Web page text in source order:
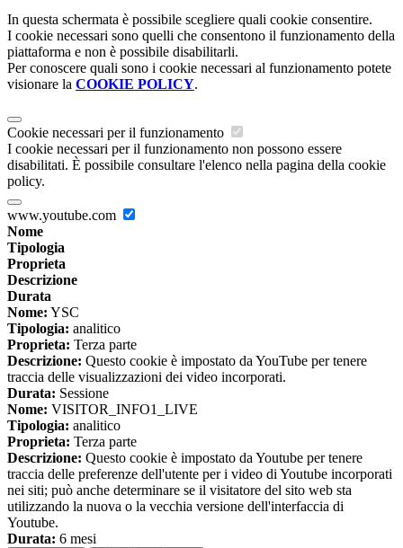
In questa schermata è possibile scegliere quali cookie consentire.
I cookie necessari sono quelli che consentono il funzionamento della
piattaforma e non è possibile disabilitarli.
Per conoscere quali sono i cookie necessari al funzionamento potete
visionare la COOKIE POLICY.
Cookie necessari per il funzionamento
I cookie necessari per il funzionamento non possono essere
disabilitati. È possibile consultare l'elenco nella pagina della cookie
policy.
www.youtube.com
Nome
Tipologia
Proprieta
Descrizione
Durata
Nome: YSC
Tipologia: analitico
Proprieta: Terza parte
Descrizione: Questo cookie è impostato da YouTube per tenere
traccia delle visualizzazioni dei video incorporati.
Durata: Sessione
Nome: VISITOR_INFO1_LIVE
Tipologia: analitico
Proprieta: Terza parte
Descrizione: Questo cookie è impostato da Youtube per tenere
traccia delle preferenze dell'utente per i video di Youtube incorporati
nei siti; può anche determinare se il visitatore del sito web sta
utilizzando la nuova o la vecchia versione dell'interfaccia di
Youtube.
Durata: 6 mesi